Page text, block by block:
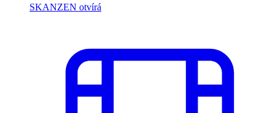
SKANZEN otvírá